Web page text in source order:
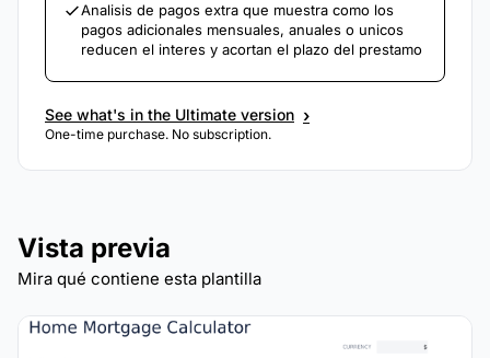
Analisis de pagos extra que muestra como los
pagos adicionales mensuales, anuales o unicos
reducen el interes y acortan el plazo del prestamo
See what's in the Ultimate version ›
One-time purchase. No subscription.
Vista previa
Mira qué contiene esta plantilla